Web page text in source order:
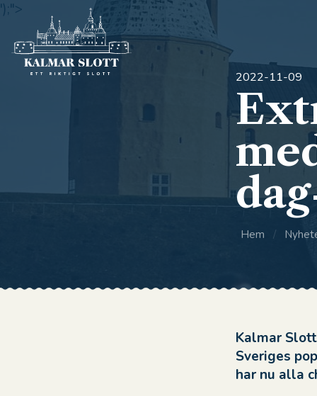
');">
2022-11-09
Hem /
Kalmar
Sveriges
har nu alla